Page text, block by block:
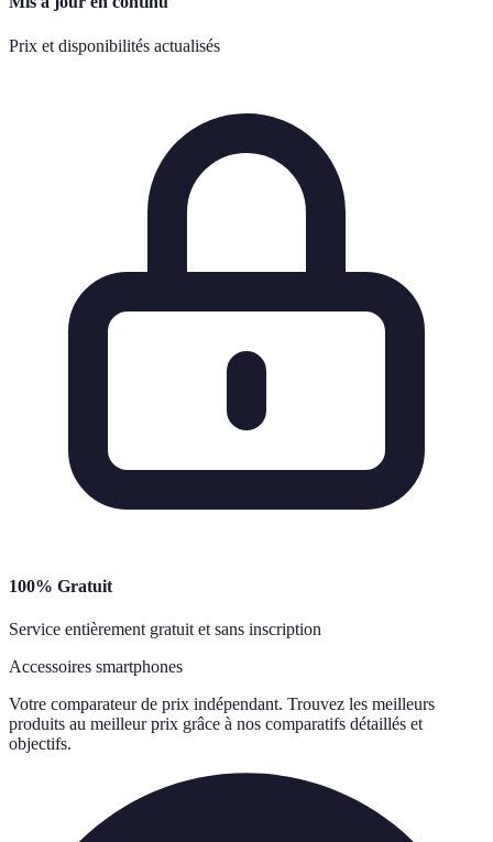
Prix et disponibilités actualisés
100% Gratuit
Service entièrement gratuit et sans inscription
Accessoires smartphones
Votre comparateur de prix indépendant. Trouvez les meilleurs
produits au meilleur prix grâce à nos comparatifs détaillés et
objectifs.